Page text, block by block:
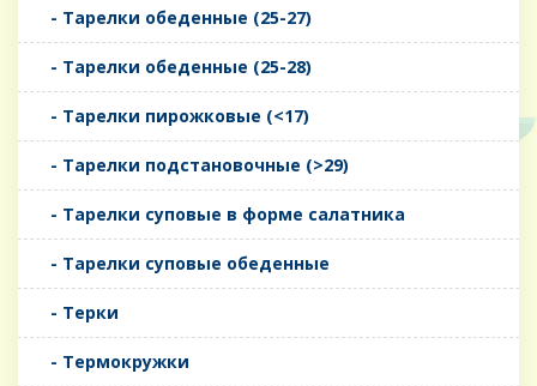
- Тарелки обеденные (25-27)
- Тарелки обеденные (25-28)
- Тарелки пирожковые (<17)
- Тарелки подстановочные (>29)
- Тарелки суповые в форме салатника
- Тарелки суповые обеденные
- Терки
- Термокружки